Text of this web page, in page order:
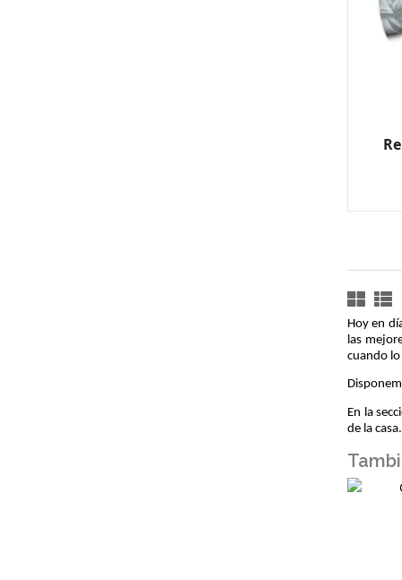
Hoy en
las
cuando
En la
de la